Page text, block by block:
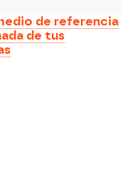
de referencia
de tus